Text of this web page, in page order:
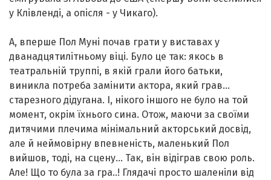
у Клівленді, а опісля - у Чикаго).
А, вперше Пол Муні почав грати у виставах у
дванадцятилітньому віці. Було це так: якось в
театральній труппі, в якій грали його батьки,
виникла потреба замінити актора, який грав...
старезного дідугана. І, нікого іншого не було на той
момент, окрім їхнього сина. Отож, маючи за своїми
дитячими плечима мінімальний акторський досвід,
але й неймовірну впевненість, маленький Пол
вийшов, тоді, на сцену... Так, він відіграв свою роль.
Але! Що то була за гра..! Глядачі просто шаленіли від